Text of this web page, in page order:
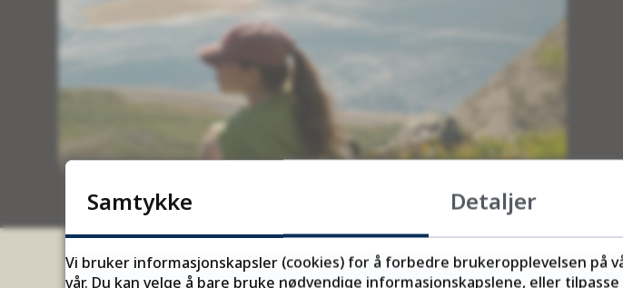
Samtykke Detaljer
Vi bruker informasjonskapsler (cookies) for å forbedre brukeropplevelsen
vår. Du kan velge å bare bruke nødvendige informasjonskapslene, eller